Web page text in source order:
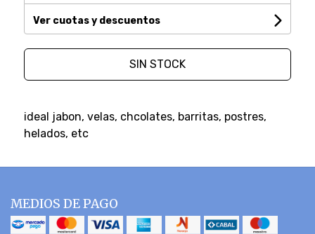
Ver cuotas y descuentos
SIN STOCK
ideal jabon, velas, chcolates, barritas, postres,
helados, etc
MEDIOS DE PAGO